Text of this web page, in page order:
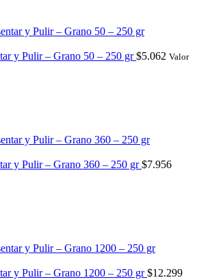
y Pulir – Grano 50 – 250 gr$5.062 Valor
y Pulir – Grano 360 – 250 gr$7.956
y Pulir – Grano 1200 – 250 gr$12.299